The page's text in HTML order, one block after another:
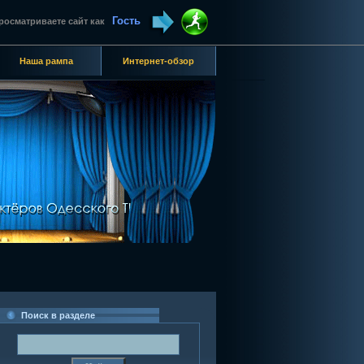
сайт как Гость
Наша рампа Интернет-обзор
Поиск в разделе